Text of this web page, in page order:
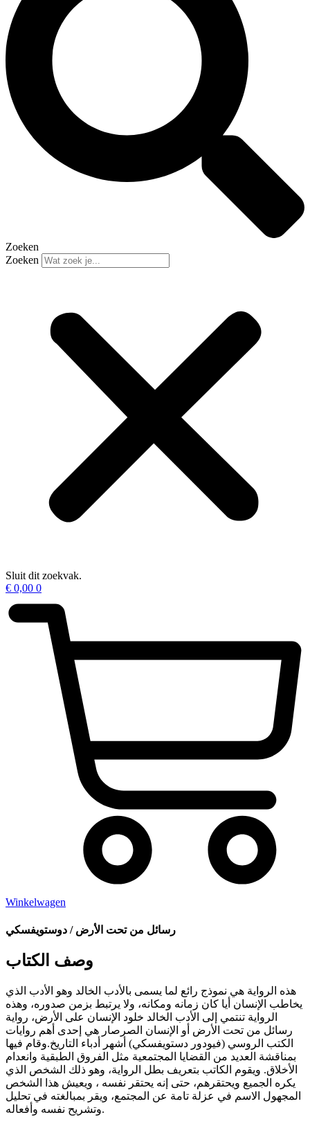
Zoeken
Zoeken
Sluit dit zoekvak.
€ 0,00 0
Winkelwagen
رسائل من تحت الأرض / دوستويفسكي
وصف الكتاب
هذه الرواية هي نموذج رائع لما يسمى بالأدب الخالد وهو الأدب الذي
يخاطب الإنسان أيا كان زمانه ومكانه، ولا يرتبط بزمن صدوره، وهذه
الرواية تنتمي إلى الأدب الخالد خلود الإنسان على الأرض، رواية
رسائل من تحت الأرض أو الإنسان الصرصار هي إحدى أهم روايات
الكتب الروسي (فيودور دستويفسكي) أشهر أدباء التاريخ.وقام فيها
بمناقشة العديد من القضايا المجتمعية مثل الفروق الطبقية وانعدام
الأخلاق. ويقوم الكاتب بتعريف بطل الرواية، وهو ذلك الشخص الذي
يكره الجميع ويحتقرهم، حتى إنه يحتقر نفسه ، ويعيش هذا الشخص
المجهول الاسم في عزلة تامة عن المجتمع، ويقر بمبالغته في تحليل
وتشريح نفسه وأفعاله.